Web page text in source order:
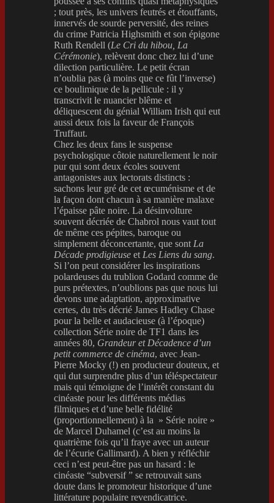
; tout près, les univers feutrés et étouffants,
innervés de sourde perversité, des reines
du crime Patricia Highsmith et son épigone
Ruth Rendell (Le Cri du hibou, La
Cérémonie), relèvent donc chez lui d’une
dilection particulière. Le petit écran
n’oublia pas (à moins que ce fût l’inverse)
ce boulimique de la pellicule : il y
transcrivit le nuancier blême et
déliquescent du génial William Irish qui eut
aussi deux fois la faveur de François
Truffaut.
Chez les deux fans le suspense
psychologique côtoie naturellement le noir
pur qui sont deux écoles souvent
antagonistes aux lectorats distincts :
sachons leur gré de cet œcuménisme et de
la façon dont chacun à sa manière malaxe
l’épaisse pâte noire. La désinvolture
souvent décriée de Chabrol nous vaut tout
de même ces pépites, baroque ou
simplement déconcertante, que sont La
Décade prodigieuse et Les Liens du sang.
Si l’on peut considérer les inspirations
polardeuses du trublion Godard comme de
purs prétextes, n’oublions pas que nous lui
devons une adaptation, approximative
certes, du très décrié James Hadley Chase
pour la belle et audacieuse (à l’époque)
collection Série noire de TF1 dans les
années 80, Grandeur et Décadence d’un
petit commerce de cinéma, avec Jean-
Pierre Mocky (!) en producteur douteux, et
qui dut surprendre plus d’un téléspectateur
mais qui témoigne de l’intérêt constant du
cinéaste pour les différents médias
filmiques et d’une belle fidélité
(proportionnellement) à la » Série noire »
de Marcel Duhamel (c’est au moins la
quatrième fois qu’il fraye avec un auteur
de l’écurie Gallimard). A bien y réfléchir
ceci n’est peut-être pas un hasard : le
cinéaste “subversif ” se retrouvait sans
doute dans le promoteur historique d’une
littérature populaire revendicatrice.